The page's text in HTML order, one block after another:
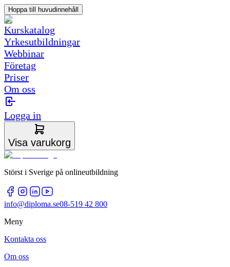
Hoppa till huvudinnehåll
Kurskatalog
Yrkesutbildningar
Webbinar
Företag
Priser
Om oss
Logga in
Visa varukorg
Störst i Sverige på onlineutbildning
info@diploma.se08-519 42 800
Meny
Kontakta oss
Om oss